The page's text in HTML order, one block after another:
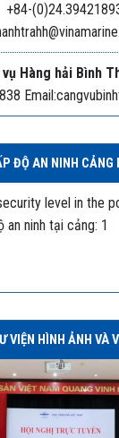
+84-
vụ Hàng hải Bình
ĐỘ AN NINH CẢNG
level in the
an ninh tại cảng: 1
VIỆN HÌNH ẢNH VÀ